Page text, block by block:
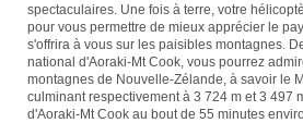
spectaculaires. Une fois à terre, votre
pour vous permettre de mieux apprécier le
s'offrira à vous sur les paisibles montagnes.
national d'Aoraki-Mt Cook, vous pourrez
montagnes de Nouvelle-Zélande, à savoir le
culminant respectivement à 3 724 m et 3 497
d'Aoraki-Mt Cook au bout de 55 minutes